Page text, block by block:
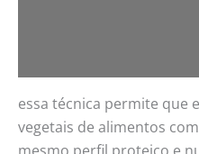
essa técnica permite que
vegetais de alimentos